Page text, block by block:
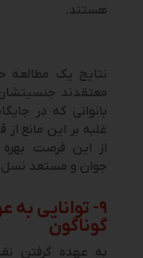
هستند.
معتقدند
بانوانی که در
غلبه بر این مانع از
از این فرصت
جوان و مستعد نسل
۹- توانایی
گوناگون
به عهده گرفتن